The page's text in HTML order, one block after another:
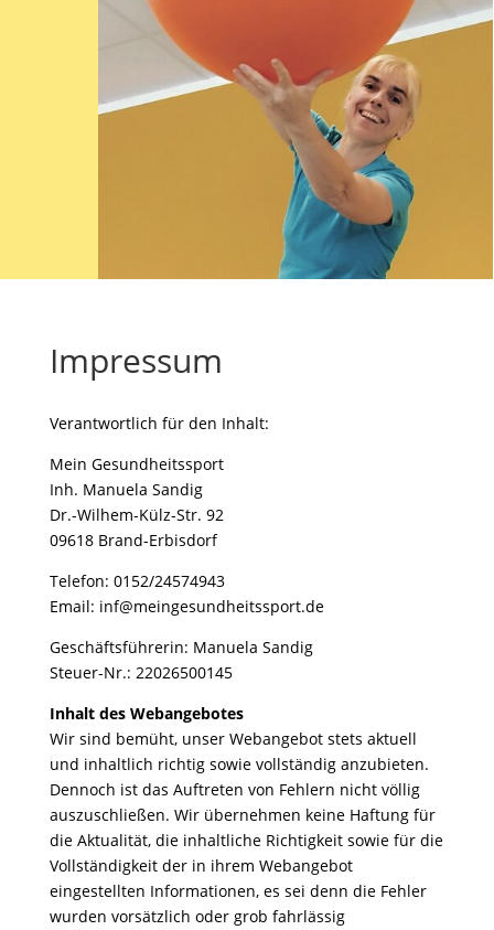
Impressum
Verantwortlich für den Inhalt:
Mein Gesundheitssport
Inh. Manuela Sandig
Dr.-Wilhem-Külz-Str. 92
09618 Brand-Erbisdorf
Telefon: 0152/24574943
Email: inf@meingesundheitssport.de
Geschäftsführerin: Manuela Sandig
Steuer-Nr.: 22026500145
Inhalt des Webangebotes
Wir sind bemüht, unser Webangebot stets aktuell
und inhaltlich richtig sowie vollständig anzubieten.
Dennoch ist das Auftreten von Fehlern nicht völlig
auszuschließen. Wir übernehmen keine Haftung für
die Aktualität, die inhaltliche Richtigkeit sowie für die
Vollständigkeit der in ihrem Webangebot
eingestellten Informationen, es sei denn die Fehler
wurden vorsätzlich oder grob fahrlässig